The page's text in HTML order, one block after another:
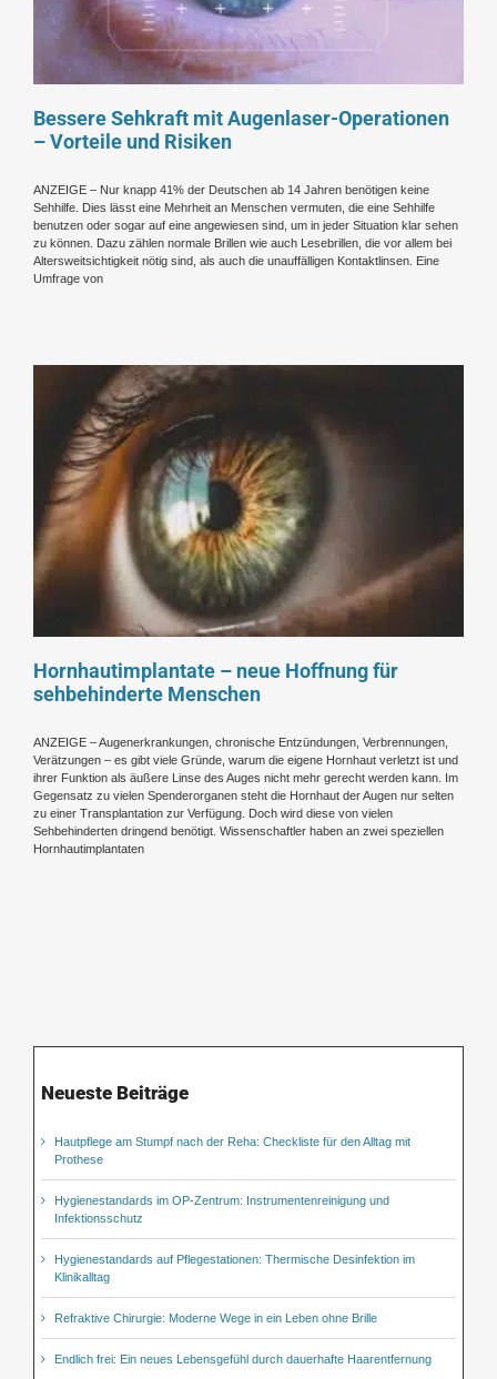
Bessere Sehkraft mit Augenlaser-Operationen
– Vorteile und Risiken
ANZEIGE – Nur knapp 41% der Deutschen ab 14 Jahren benötigen keine
Sehhilfe. Dies lässt eine Mehrheit an Menschen vermuten, die eine Sehhilfe
benutzen oder sogar auf eine angewiesen sind, um in jeder Situation klar sehen
zu können. Dazu zählen normale Brillen wie auch Lesebrillen, die vor allem bei
Altersweitsichtigkeit nötig sind, als auch die unauffälligen Kontaktlinsen. Eine
Umfrage von
Hornhautimplantate – neue Hoffnung für
sehbehinderte Menschen
ANZEIGE – Augenerkrankungen, chronische Entzündungen, Verbrennungen,
Verätzungen – es gibt viele Gründe, warum die eigene Hornhaut verletzt ist und
ihrer Funktion als äußere Linse des Auges nicht mehr gerecht werden kann. Im
Gegensatz zu vielen Spenderorganen steht die Hornhaut der Augen nur selten
zu einer Transplantation zur Verfügung. Doch wird diese von vielen
Sehbehinderten dringend benötigt. Wissenschaftler haben an zwei speziellen
Hornhautimplantaten
Neueste Beiträge
Hautpflege am Stumpf nach der Reha: Checkliste für den Alltag mit
Prothese
Hygienestandards im OP-Zentrum: Instrumentenreinigung und
Infektionsschutz
Hygienestandards auf Pflegestationen: Thermische Desinfektion im
Klinikalltag
Refraktive Chirurgie: Moderne Wege in ein Leben ohne Brille
Endlich frei: Ein neues Lebensgefühl durch dauerhafte Haarentfernung